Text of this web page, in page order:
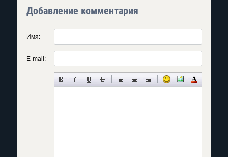
Добавление комментария
Имя:
E-mail: